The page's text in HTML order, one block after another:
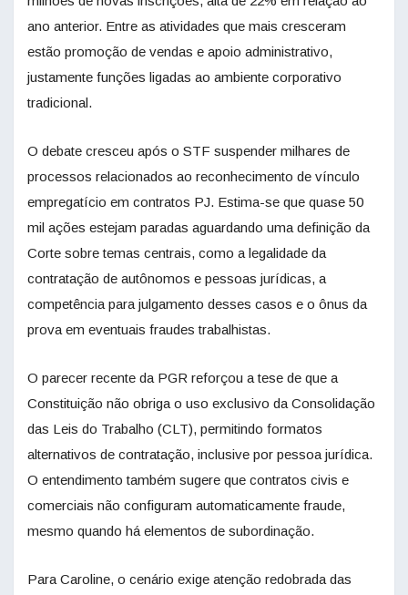
ano anterior. Entre as atividades que mais cresceram
estão promoção de vendas e apoio administrativo,
justamente funções ligadas ao ambiente corporativo
tradicional.
O debate cresceu após o STF suspender milhares de
processos relacionados ao reconhecimento de vínculo
empregatício em contratos PJ. Estima-se que quase 50
mil ações estejam paradas aguardando uma definição da
Corte sobre temas centrais, como a legalidade da
contratação de autônomos e pessoas jurídicas, a
competência para julgamento desses casos e o ônus da
prova em eventuais fraudes trabalhistas.
O parecer recente da PGR reforçou a tese de que a
Constituição não obriga o uso exclusivo da Consolidação
das Leis do Trabalho (CLT), permitindo formatos
alternativos de contratação, inclusive por pessoa jurídica.
O entendimento também sugere que contratos civis e
comerciais não configuram automaticamente fraude,
mesmo quando há elementos de subordinação.
Para Caroline, o cenário exige atenção redobrada das